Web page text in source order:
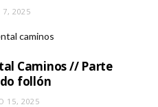
7, 2025
Caminos // Parte
follón
15, 2025